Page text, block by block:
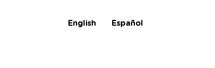
English Español